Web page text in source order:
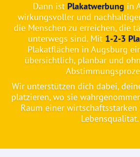
Dann ist Plakatwerbung in
wirkungsvoller und
die Menschen zu erreichen, die
unterwegs sind. Mit 1-2-3
Plakatflächen in Augsburg
übersichtlich, planbar und
Wir unterstützen dich dabei,
platzieren, wo sie
Raum einer
Lebensqualität.